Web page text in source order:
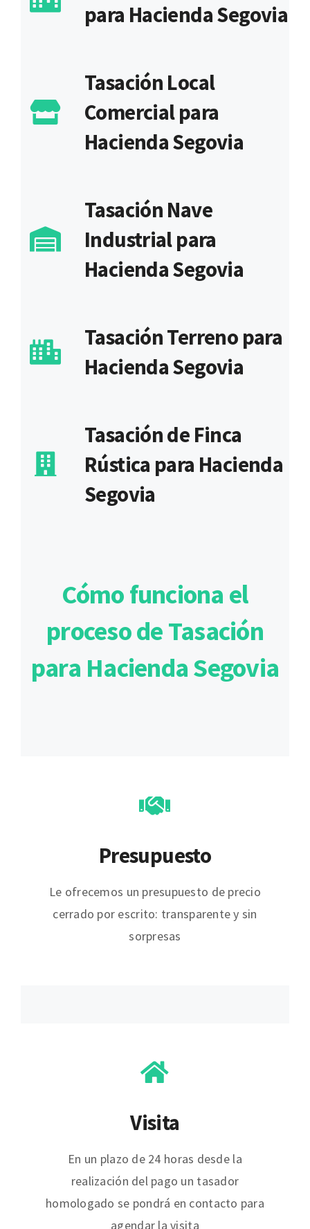
para Hacienda Segovia
Tasación Local
Comercial para
Hacienda Segovia
Tasación Nave
Industrial para
Hacienda Segovia
Tasación Terreno para
Hacienda Segovia
Tasación de Finca
Rústica para Hacienda
Segovia
Cómo funciona el
proceso de Tasación
para Hacienda Segovia
Presupuesto
Le ofrecemos un presupuesto de precio
cerrado por escrito: transparente y sin
sorpresas
Visita
En un plazo de 24 horas desde la
realización del pago un tasador
homologado se pondrá en contacto para
agendar la visita